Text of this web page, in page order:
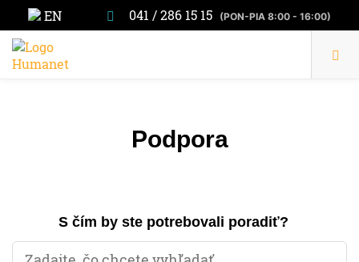
EN 041 / 286 15 15 (PON-PIA 8:00 - 16:00)
Podpora
S čím by ste potrebovali poradiť?